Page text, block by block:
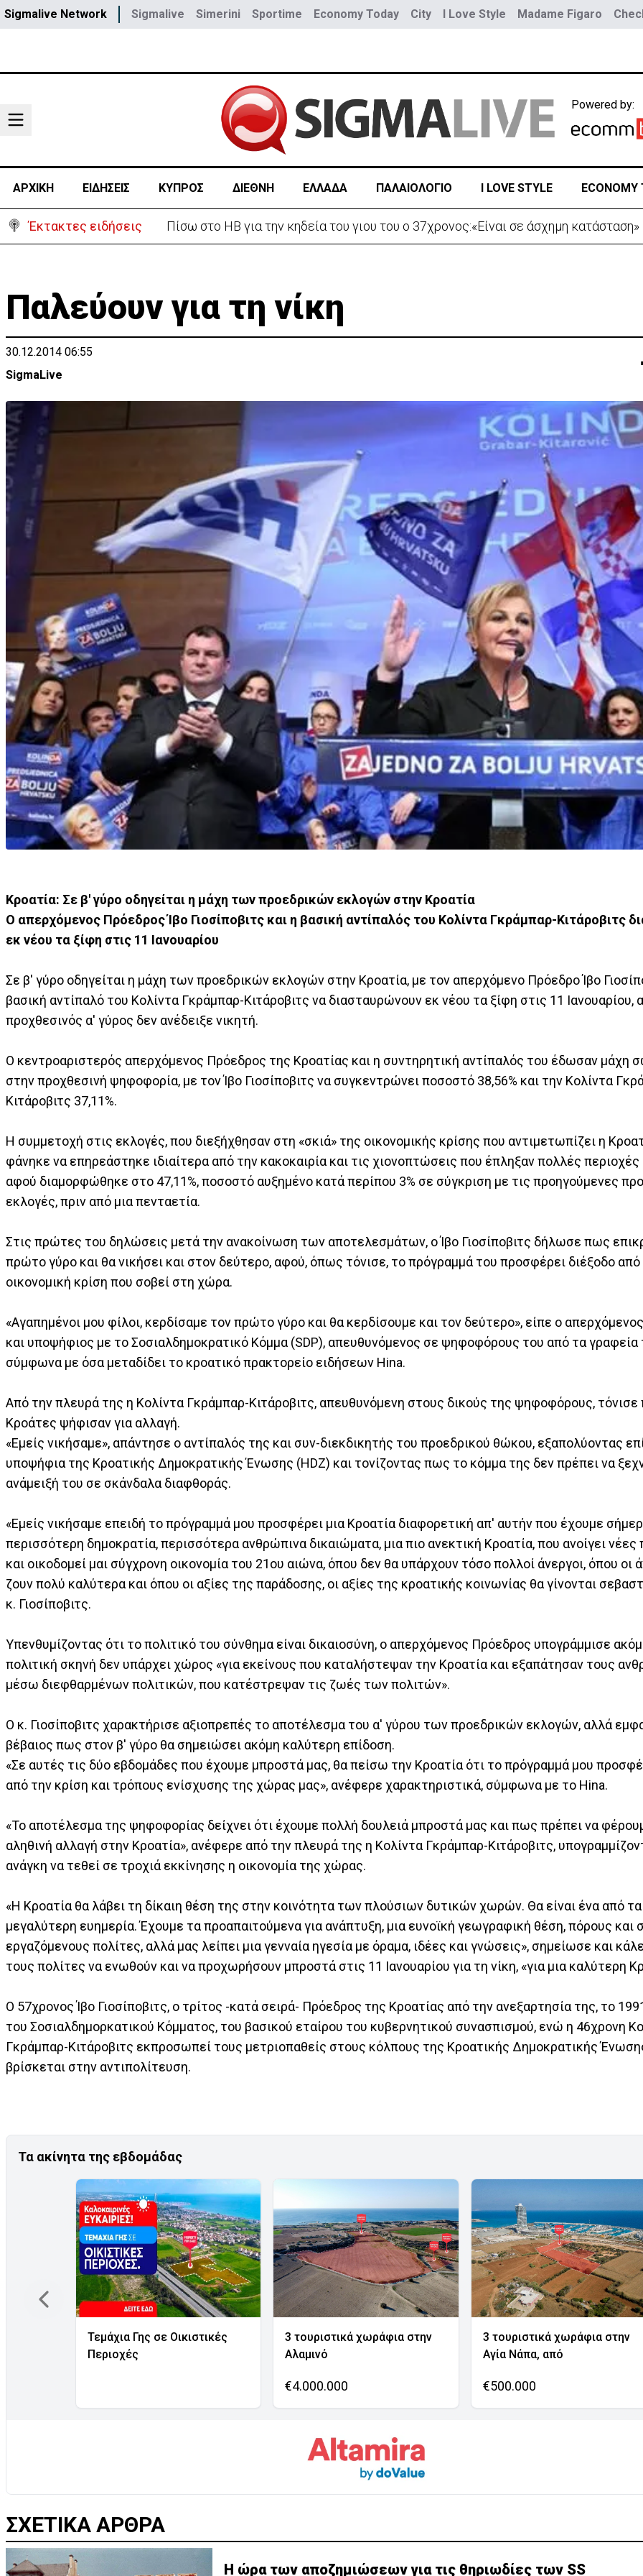
Sigmalive Network Sigmalive Simerini Sportime Economy Today City I Love Style Madame Figaro
Powered by:
ΑΡΧΙΚΗ ΕΙΔΗΣΕΙΣ ΚΥΠΡΟΣ ΔΙΕΘΝΗ ΕΛΛΑΔΑ ΠΑΛΑΙΟΛΟΓΙΟ I LOVE STYLE ECONOMY
Έκτακτες ειδήσεις «Ήταν πολύ στενά.. οπότε κατεβήκαμε και σταθήκαμε ακριβώς πάνω απ’ το πτώμα»
Παλεύουν για τη νίκη
30.12.2014 06:55
SigmaLive
Κροατία: Σε β' γύρο οδηγείται η μάχη των προεδρικών εκλογών στην Κροατία
Ο απερχόμενος Πρόεδρος Ίβο Γιοσίποβιτς και η βασική αντίπαλός του Κολίντα Γκράμπαρ-Κιτάροβιτς
εκ νέου τα ξίφη στις 11 Ιανουαρίου
Σε β' γύρο οδηγείται η μάχη των προεδρικών εκλογών στην Κροατία, με τον απερχόμενο Πρόεδρο Ίβο
βασική αντίπαλό του Κολίντα Γκράμπαρ-Κιτάροβιτς να διασταυρώνουν εκ νέου τα ξίφη στις 11 Ιανουαρίου,
προχθεσινός α' γύρος δεν ανέδειξε νικητή.
Ο κεντροαριστερός απερχόμενος Πρόεδρος της Κροατίας και η συντηρητική αντίπαλός του έδωσαν μάχη
στην προχθεσινή ψηφοφορία, με τον Ίβο Γιοσίποβιτς να συγκεντρώνει ποσοστό 38,56% και την Κολίντα
Κιτάροβιτς 37,11%.
Η συμμετοχή στις εκλογές, που διεξήχθησαν στη «σκιά» της οικονομικής κρίσης που αντιμετωπίζει η
φάνηκε να επηρεάστηκε ιδιαίτερα από την κακοκαιρία και τις χιονοπτώσεις που έπληξαν πολλές
αφού διαμορφώθηκε στο 47,11%, ποσοστό αυξημένο κατά περίπου 3% σε σύγκριση με τις προηγούμενες
εκλογές, πριν από μια πενταετία.
Στις πρώτες του δηλώσεις μετά την ανακοίνωση των αποτελεσμάτων, ο Ίβο Γιοσίποβιτς δήλωσε πως
πρώτο γύρο και θα νικήσει και στον δεύτερο, αφού, όπως τόνισε, το πρόγραμμά του προσφέρει διέξοδο από
οικονομική κρίση που σοβεί στη χώρα.
«Αγαπημένοι μου φίλοι, κερδίσαμε τον πρώτο γύρο και θα κερδίσουμε και τον δεύτερο», είπε ο
και υποψήφιος με το Σοσιαλδημοκρατικό Κόμμα (SDP), απευθυνόμενος σε ψηφοφόρους του από τα γραφεία
σύμφωνα με όσα μεταδίδει το κροατικό πρακτορείο ειδήσεων Hina.
Από την πλευρά της η Κολίντα Γκράμπαρ-Κιτάροβιτς, απευθυνόμενη στους δικούς της ψηφοφόρους, τόνισε
Κροάτες ψήφισαν για αλλαγή.
«Εμείς νικήσαμε», απάντησε ο αντίπαλός της και συν-διεκδικητής του προεδρικού θώκου, εξαπολύοντας
υποψήφια της Κροατικής Δημοκρατικής Ένωσης (HDZ) και τονίζοντας πως το κόμμα της δεν πρέπει να
ανάμειξή του σε σκάνδαλα διαφθοράς.
«Εμείς νικήσαμε επειδή το πρόγραμμά μου προσφέρει μια Κροατία διαφορετική απ' αυτήν που έχουμε
περισσότερη δημοκρατία, περισσότερα ανθρώπινα δικαιώματα, μια πιο ανεκτική Κροατία, που ανοίγει νέες
και οικοδομεί μαι σύγχρονη οικονομία του 21ου αιώνα, όπου δεν θα υπάρχουν τόσο πολλοί άνεργοι, όπου οι
ζουν πολύ καλύτερα και όπου οι αξίες της παράδοσης, οι αξίες της κροατικής κοινωνίας θα γίνονται
κ. Γιοσίποβιτς.
Υπενθυμίζοντας ότι το πολιτικό του σύνθημα είναι δικαιοσύνη, ο απερχόμενος Πρόεδρος υπογράμμισε
πολιτική σκηνή δεν υπάρχει χώρος «για εκείνους που καταλήστεψαν την Κροατία και εξαπάτησαν τους
μέσω διεφθαρμένων πολιτικών, που κατέστρεψαν τις ζωές των πολιτών».
Ο κ. Γιοσίποβιτς χαρακτήρισε αξιοπρεπές το αποτέλεσμα του α' γύρου των προεδρικών εκλογών, αλλά
βέβαιος πως στον β' γύρο θα σημειώσει ακόμη καλύτερη επίδοση.
«Σε αυτές τις δύο εβδομάδες που έχουμε μπροστά μας, θα πείσω την Κροατία ότι το πρόγραμμά μου
από την κρίση και τρόπους ενίσχυσης της χώρας μας», ανέφερε χαρακτηριστικά, σύμφωνα με το Hina.
«Το αποτέλεσμα της ψηφοφορίας δείχνει ότι έχουμε πολλή δουλειά μπροστά μας και πως πρέπει να
αληθινή αλλαγή στην Κροατία», ανέφερε από την πλευρά της η Κολίντα Γκράμπαρ-Κιτάροβιτς,
ανάγκη να τεθεί σε τροχιά εκκίνησης η οικονομία της χώρας.
«Η Κροατία θα λάβει τη δίκαιη θέση της στην κοινότητα των πλούσιων δυτικών χωρών. Θα είναι ένα από
μεγαλύτερη ευημερία. Έχουμε τα προαπαιτούμενα για ανάπτυξη, μια ευνοϊκή γεωγραφική θέση, πόρους και
εργαζόμενους πολίτες, αλλά μας λείπει μια γενναία ηγεσία με όραμα, ιδέες και γνώσεις», σημείωσε και
τους πολίτες να ενωθούν και να προχωρήσουν μπροστά στις 11 Ιανουαρίου για τη νίκη, «για μια καλύτερη
Ο 57χρονος Ίβο Γιοσίποβιτς, ο τρίτος -κατά σειρά- Πρόεδρος της Κροατίας από την ανεξαρτησία της, το
του Σοσιαλδημορκατικού Κόμματος, του βασικού εταίρου του κυβερνητικού συνασπισμού, ενώ η 46χρονη
Γκράμπαρ-Κιτάροβιτς εκπροσωπεί τους μετριοπαθείς στους κόλπους της Κροατικής Δημοκρατικής
βρίσκεται στην αντιπολίτευση.
Τα ακίνητα της εβδομάδας
Τεμάχια Γης σε Οικιστικές
Περιοχές
3 τουριστικά χωράφια στην
Αλαμινό
€4.000.000
3 τουριστικά χωράφια στην
Αγία Νάπα, από
€500.000
ΣΧΕΤΙΚΑ ΑΡΘΡΑ
Η ώρα των αποζημιώσεων για τις θηριωδίες των SS